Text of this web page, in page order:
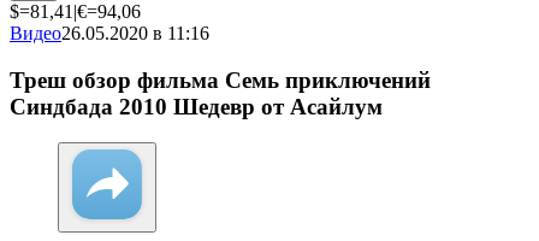
$=81,41 |€=94,06
Видео26.05.2020 в 11:16
Треш обзор фильма Семь приключений
Синдбада 2010 Шедевр от Асайлум